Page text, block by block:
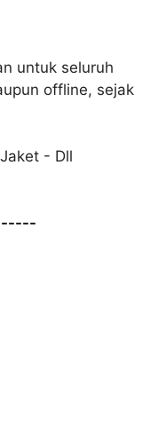
untuk seluruh
offline, sejak
- Dll